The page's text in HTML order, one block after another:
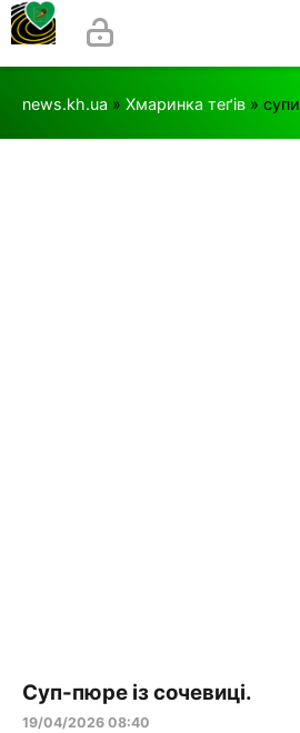
news.kh.ua » Хмаринка теґів » супи
Суп-пюре із сочевиці.
19/04/2026 08:40